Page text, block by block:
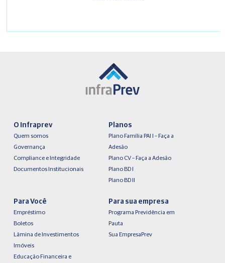
O Infraprev
Quem somos
Governança
Compliance e Integridade
Documentos Institucionais
Planos
Plano Família PAI I – Faça a
Adesão
Plano CV – Faça a Adesão
Plano BD I
Plano BD II
Para Você
Empréstimo
Boletos
Lâmina de Investimentos
Imóveis
Educação Financeira e
Para sua empresa
Programa Previdência em
Pauta
Sua EmpresaPrev